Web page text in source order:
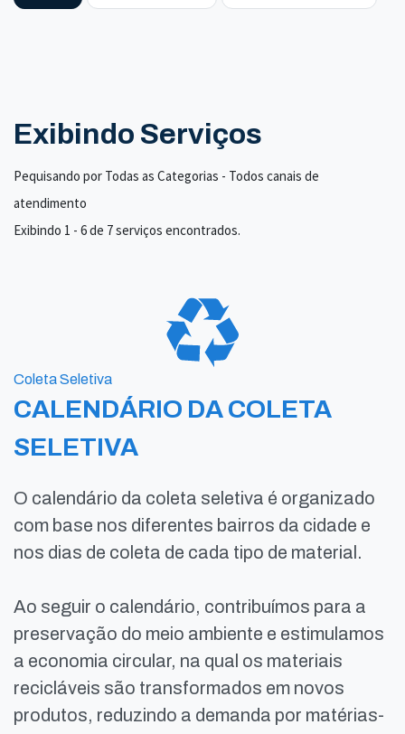
Exibindo Serviços
Pequisando por Todas as Categorias - Todos canais de
atendimento
Exibindo 1 - 6 de 7 serviços encontrados.
Coleta Seletiva
CALENDÁRIO DA COLETA
SELETIVA
O calendário da coleta seletiva é organizado
com base nos diferentes bairros da cidade e
nos dias de coleta de cada tipo de material.
Ao seguir o calendário, contribuímos para a
preservação do meio ambiente e estimulamos
a economia circular, na qual os materiais
recicláveis são transformados em novos
produtos, reduzindo a demanda por matérias-